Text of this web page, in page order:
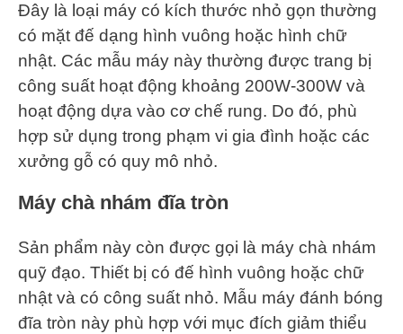
Đây là loại máy có kích thước nhỏ gọn thường
có mặt đế dạng hình vuông hoặc hình chữ
nhật. Các mẫu máy này thường được trang bị
công suất hoạt động khoảng 200W-300W và
hoạt động dựa vào cơ chế rung. Do đó, phù
hợp sử dụng trong phạm vi gia đình hoặc các
xưởng gỗ có quy mô nhỏ.
Máy chà nhám đĩa tròn
Sản phẩm này còn được gọi là máy chà nhám
quỹ đạo. Thiết bị có đế hình vuông hoặc chữ
nhật và có công suất nhỏ. Mẫu máy đánh bóng
đĩa tròn này phù hợp với mục đích giảm thiểu